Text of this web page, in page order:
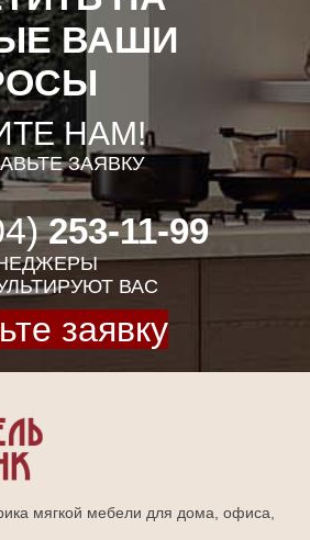
ВАШИ
НАМ!
ЗАЯВКУ
253-11-99
ВАС
заявку
мягкой мебели для дома, офиса,